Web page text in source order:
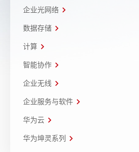
企业光网络
数据存储
计算
智能协作
企业无线
企业服务与软件
华为云
华为坤灵系列